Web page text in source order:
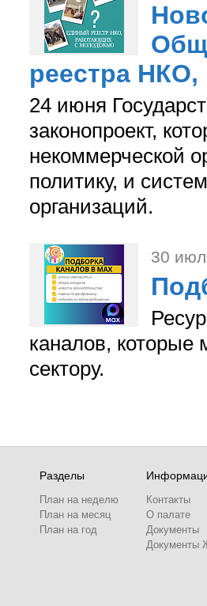
реестра
24 июня
законопроект,
некоммерческой
политику, и
организаций.
30
каналов, которые
сектору.
Разделы
План на неделю
План на месяц
План на год
Контакты
О палате
Документы
Документы